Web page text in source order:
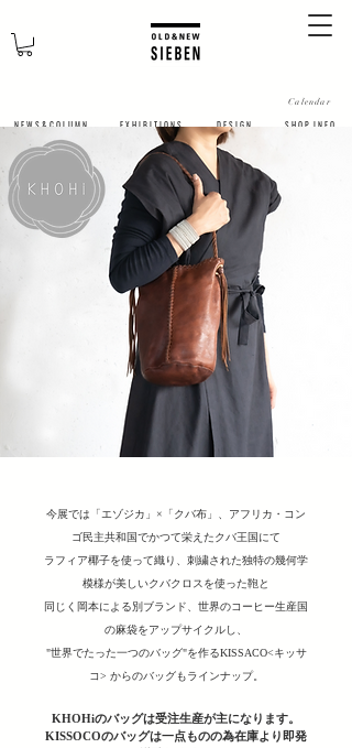
N E W S & C O L U M N
Calendar
​E X H I B I T I O N S D E S I G N S H O P I N F O
今展では「エゾジカ」×「クバ布」、アフリカ・コン
ゴ民主共和国でかつて栄えたクバ王国にて
ラフィア椰子を使って織り、刺繍された独特の幾何学
模様が美しいクバクロスを使った鞄と
同じく岡本による別ブランド、世界のコーヒー生産国
の麻袋をアップサイクルし、
"世界でたった一つのバッグ"を作るKISSACO<キッサ
コ> からのバッグもラインナップ。
KHOHiのバッグは受注生産が主になります。
KISSOCOのバッグは一点ものの為在庫より即発